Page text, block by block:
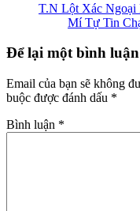
T.N Lột Xác
Mí Tự Tin
Để lại một bình luận
Email của bạn sẽ không
buộc được đánh dấu *
Bình luận *